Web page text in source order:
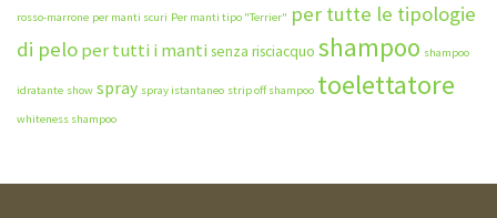
rosso-marrone per manti scuri Per manti tipo "Terrier" per tutte le tipologie
di peloper tutti i manti senza risciacquo shampoo shampoo
idratante show spray spray istantaneo strip off shampoo toelettatore
whiteness shampoo